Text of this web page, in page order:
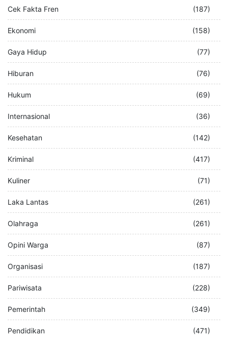
Cek Fakta Fren (187)
Ekonomi (158)
Gaya Hidup (77)
Hiburan (76)
Hukum (69)
Internasional (36)
Kesehatan (142)
Kriminal (417)
Kuliner (71)
Laka Lantas (261)
Olahraga (261)
Opini Warga (87)
Organisasi (187)
Pariwisata (228)
Pemerintah (349)
Pendidikan (471)